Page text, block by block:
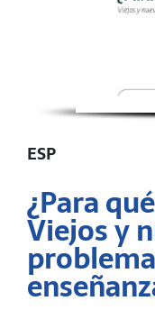
ESP
¿Para
Viejos y